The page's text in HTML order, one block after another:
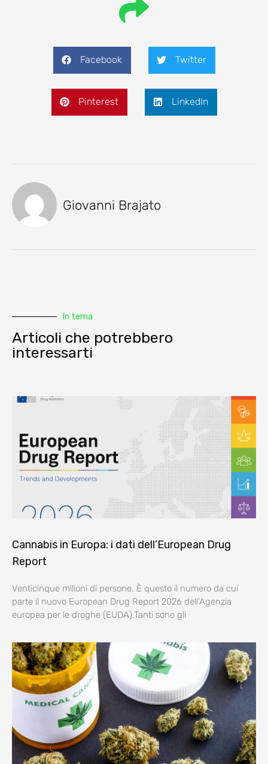
Facebook Twitter
Pinterest LinkedIn
Giovanni Brajato
In tema
Articoli che potrebbero
interessarti
Cannabis in Europa: i dati dell’European Drug
Report
Venticinque milioni di persone. È questo il numero da cui
parte il nuovo European Drug Report 2026 dell’Agenzia
europea per le droghe (EUDA).Tanti sono gli